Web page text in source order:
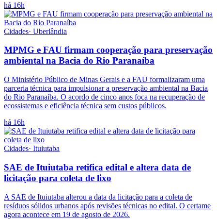
há 16h
Cidades· Uberlândia
MPMG e FAU firmam cooperação para preservação
ambiental na Bacia do Rio Paranaíba
O Ministério Público de Minas Gerais e a FAU formalizaram uma
parceria técnica para impulsionar a preservação ambiental na Bacia
do Rio Paranaíba. O acordo de cinco anos foca na recuperação de
ecossistemas e eficiência técnica sem custos públicos.
há 16h
Cidades· Ituiutaba
SAE de Ituiutaba retifica edital e altera data de
licitação para coleta de lixo
A SAE de Ituiutaba alterou a data da licitação para a coleta de
resíduos sólidos urbanos após revisões técnicas no edital. O certame
agora acontece em 19 de agosto de 2026.